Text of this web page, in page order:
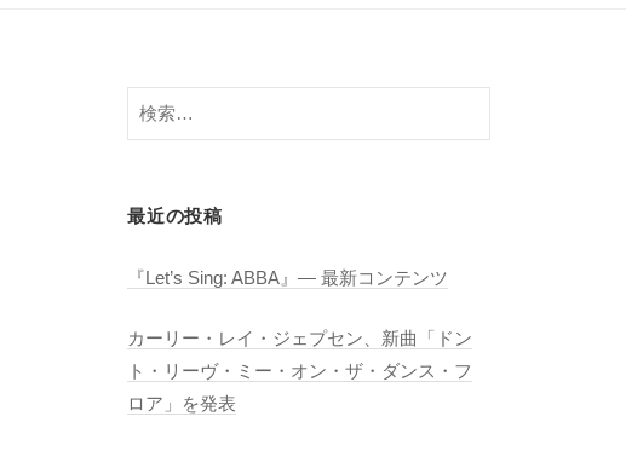
検
索:
最近の投稿
『Let’s Sing: ABBA』― 最新コンテンツ
カーリー・レイ・ジェプセン、新曲「ドン
ト・リーヴ・ミー・オン・ザ・ダンス・フ
ロア」を発表